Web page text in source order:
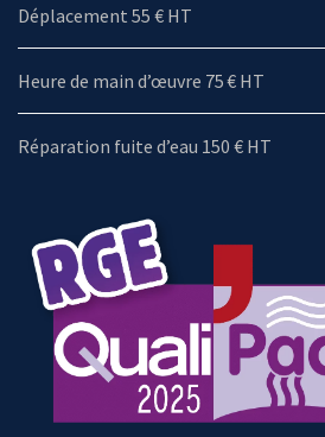
Déplacement 55 € HT
Heure de main d’œuvre 75 € HT
Réparation fuite d’eau 150 € HT